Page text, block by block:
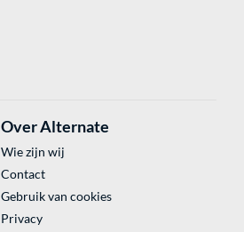
Over Alternate
Wie zijn wij
Contact
Gebruik van cookies
Privacy